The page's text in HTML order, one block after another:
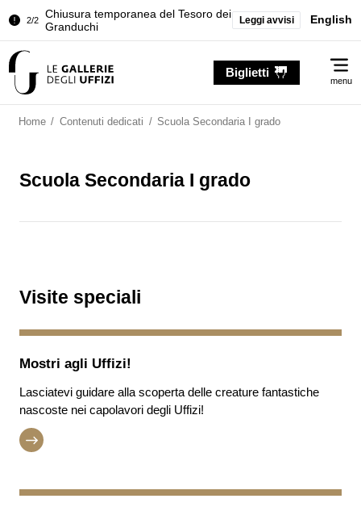
2/2
Chiusura temporanea del Tesoro dei
Granduchi
della Sala dell'Iliade
Granduchi
Leggi avvisi English
Biglietti
menu
Home / Contenuti dedicati / Scuola Secondaria I grado
Scuola Secondaria I grado
Visite speciali
Mostri agli Uffizi!
Lasciatevi guidare alla scoperta delle creature fantastiche
nascoste nei capolavori degli Uffizi!